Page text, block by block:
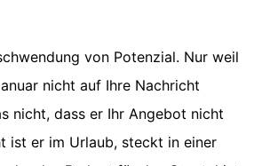
von Potenzial. Nur weil
nicht auf Ihre Nachricht
nicht, dass er Ihr Angebot nicht
ist er im Urlaub, steckt in einer